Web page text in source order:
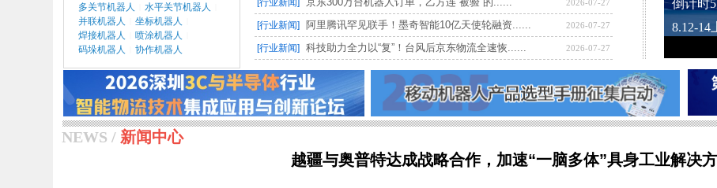
多关节机器人 水平关节机器人
并联机器人 坐标机器人
焊接机器人 喷涂机器人
码垛机器人 协作机器人
[行业新闻] 2026-07-27
[行业新闻] 阿里腾讯罕见联手！墨奇智能10亿天使轮融资...... 2026-07-27
[行业新闻] 科技助力全力以“复”！台风后京东物流全速恢...... 2026-07-27
NEWS / 新闻中心
越疆与奥普特达成战略合作，加速“一脑多体”具身工业解决